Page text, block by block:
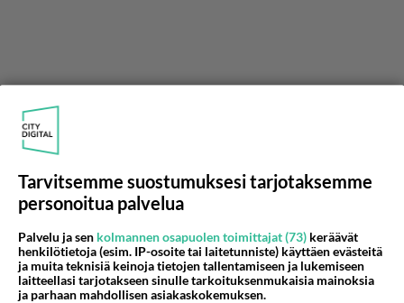
:O
https://m.youtube.com/shorts/NnIEDeeDmTg
Äänestä Kommentoi
Anonyymi
2024-02-29 18:56:07
Tarvitsemme suostumuksesi tarjotaksemme
personoitua palvelua
Palvelu ja sen kolmannen osapuolen toimittajat (73) keräävät
henkilötietoja (esim. IP-osoite tai laitetunniste) käyttäen evästeitä
ja muita teknisiä keinoja tietojen tallentamiseen ja lukemiseen
laitteellasi tarjotakseen sinulle tarkoituksenmukaisia mainoksia
ja parhaan mahdollisen asiakaskokemuksen.